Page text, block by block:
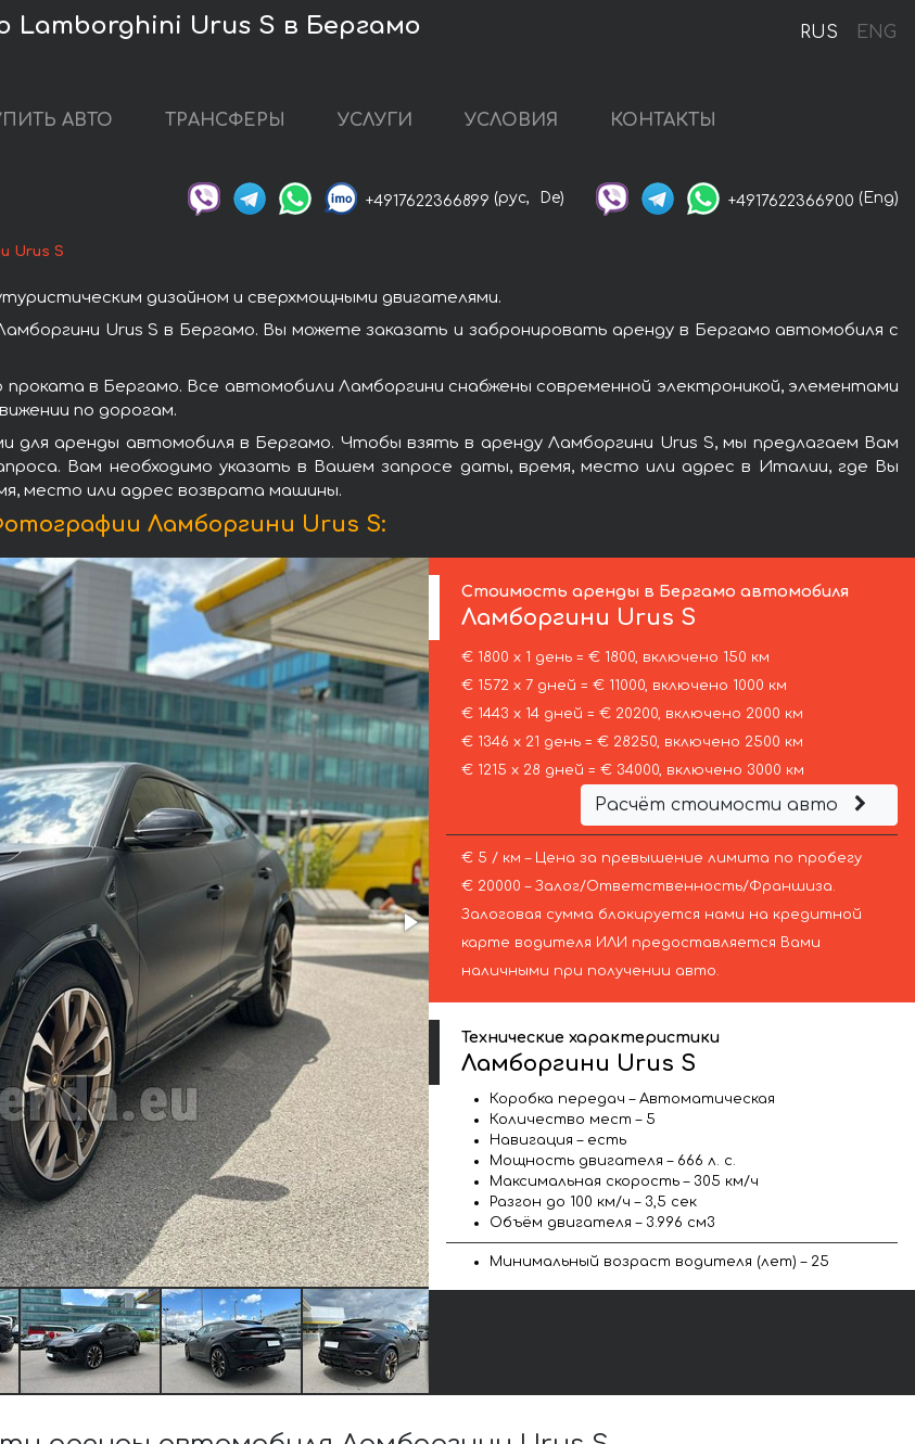
RUS ENG
Lamborghini Urus S в Бергамо
АВТО ТРАНСФЕРЫ УСЛУГИ УСЛОВИЯ КОНТАКТЫ
+4917622366899 (рус, De) +4917622366900 (Eng)
Urus S
дизайном и сверхмощными двигателями.
Urus S в Бергамо. Вы можете заказать и забронировать аренду в Бергамо автомобиля с
в Бергамо. Все автомобили Ламборгини снабжены современной электроникой, элементами
по дорогам.
для аренды автомобиля в Бергамо. Чтобы взять в аренду Ламборгини Urus S, мы предлагаем Вам
Вам необходимо указать в Вашем запросе даты, время, место или адрес в Италии, где Вы
место или адрес возврата машины.
Ламборгини Urus S:
Стоимость аренды в Бергамо автомобиля
Ламборгини Urus S
€ 1800 х 1 день = € 1800, включено 150 км
€ 1572 х 7 дней = € 11000, включено 1000 км
€ 1443 х 14 дней = € 20200, включено 2000 км
€ 1346 х 21 день = € 28250, включено 2500 км
€ 1215 х 28 дней = € 34000, включено 3000 км
Расчёт стоимости авто
€ 5 / км – Цена за превышение лимита по пробегу
€ 20000 – Залог/Ответственность/Франшиза.
Залоговая сумма блокируется нами на кредитной
карте водителя ИЛИ предоставляется Вами
наличными при получении авто.
Технические характеристики
Ламборгини Urus S
Коробка передач – Автоматическая
Количество мест – 5
Навигация – есть
Мощность двигателя – 666 л. с.
Максимальная скорость – 305 км/ч
Разгон до 100 км/ч – 3,5 сек
Объём двигателя – 3.996 см3
Минимальный возраст водителя (лет) – 25